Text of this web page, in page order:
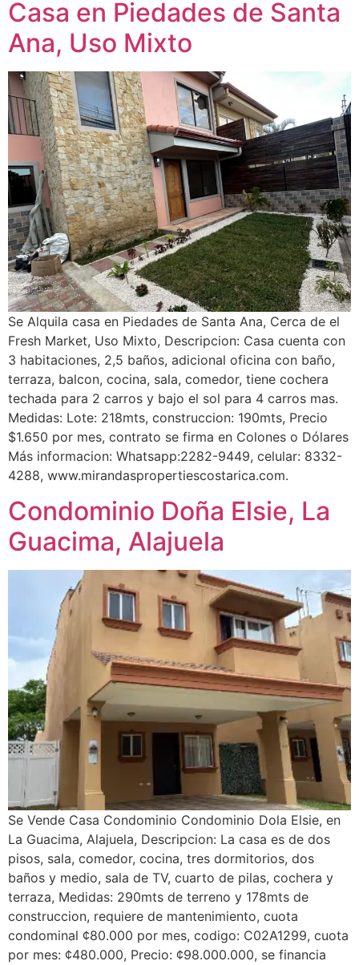
Casa en Piedades de Santa
Ana, Uso Mixto
Se Alquila casa en Piedades de Santa Ana, Cerca de el
Fresh Market, Uso Mixto, Descripcion: Casa cuenta con
3 habitaciones, 2,5 baños, adicional oficina con baño,
terraza, balcon, cocina, sala, comedor, tiene cochera
techada para 2 carros y bajo el sol para 4 carros mas.
Medidas: Lote: 218mts, construccion: 190mts, Precio
$1.650 por mes, contrato se firma en Colones o Dólares
Más informacion: Whatsapp:2282-9449, celular: 8332-
4288, www.mirandaspropertiescostarica.com.
Condominio Doña Elsie, La
Guacima, Alajuela
Se Vende Casa Condominio Condominio Dola Elsie, en
La Guacima, Alajuela, Descripcion: La casa es de dos
pisos, sala, comedor, cocina, tres dormitorios, dos
baños y medio, sala de TV, cuarto de pilas, cochera y
terraza, Medidas: 290mts de terreno y 178mts de
construccion, requiere de mantenimiento, cuota
condominal ¢80.000 por mes, codigo: C02A1299, cuota
por mes: ¢480.000, Precio: ¢98.000.000, se financia